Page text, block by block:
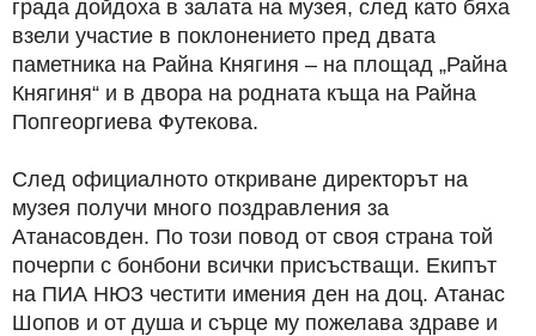
града дойдоха в залата на музея, след като бяха
взели участие в поклонението пред двата
паметника на Райна Княгиня – на площад „Райна
Княгиня“ и в двора на родната къща на Райна
Попгеоргиева Футекова.
След официалното откриване директорът на
музея получи много поздравления за
Атанасовден. По този повод от своя страна той
почерпи с бонбони всички присъстващи. Екипът
на ПИА НЮЗ честити имения ден на доц. Атанас
Шопов и от душа и сърце му пожелава здраве и